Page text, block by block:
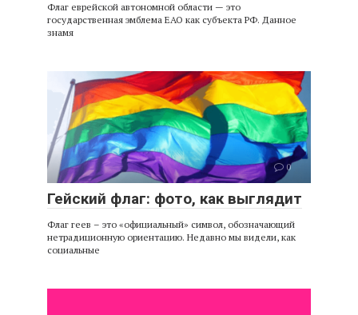
Флаг еврейской автономной области — это
государственная эмблема ЕАО как субъекта РФ. Данное
знамя
0
Гейский флаг: фото, как выглядит
Флаг геев – это «официальный» символ, обозначающий
нетрадиционную ориентацию. Недавно мы видели, как
социальные